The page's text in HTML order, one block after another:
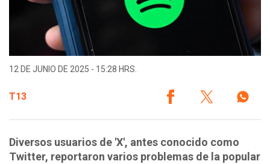
12 DE JUNIO DE 2025 - 15:28 HRS.
T13
Diversos usuarios de 'X', antes conocido como
Twitter, reportaron varios problemas de la popular